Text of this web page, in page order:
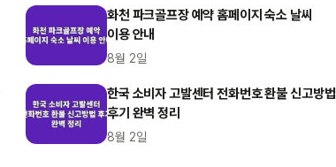
화천 파크골프장 예약 홈페이지 숙소 날씨
이용 안내
8월 2일
한국 소비자 고발센터 전화번호 환불 신고방법
후기 완벽 정리
8월 2일